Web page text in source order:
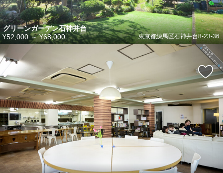
グリーンガーデン石神井台
東京都練馬区石神井台8-23-36
¥52,000～¥68,000